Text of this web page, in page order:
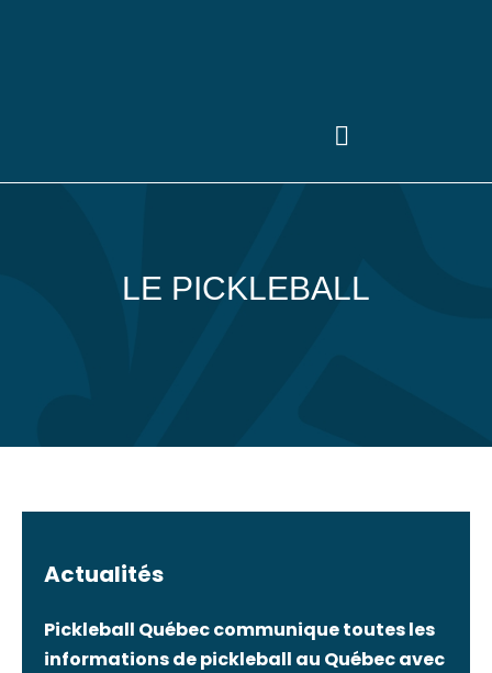
LE PICKLEBALL
Actualités
Pickleball Québec communique toutes les
informations de pickleball au Québec avec